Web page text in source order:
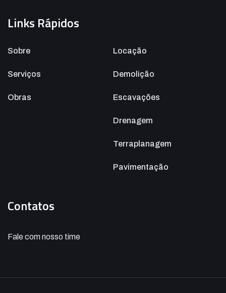
Links Rápidos
Sobre
Serviços
Obras
Locação
Demolição
Escavações
Drenagem
Terraplanagem
Pavimentação
Contatos
Fale com nosso time